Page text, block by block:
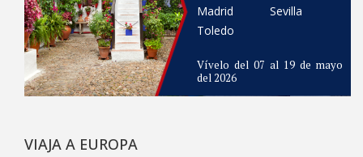
Madrid
Sevilla
Toledo
Vívelo del 07 al 19 de mayo
del 2026
VIAJA A EUROPA